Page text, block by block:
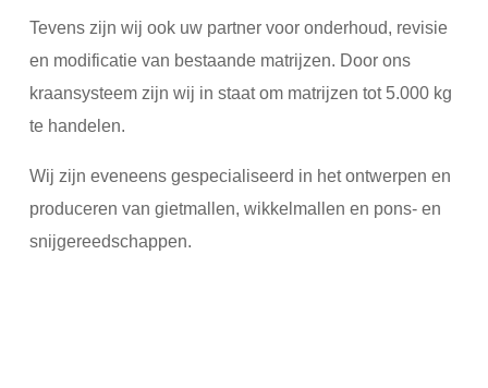
Tevens zijn wij ook uw partner voor onderhoud, revisie
en modificatie van bestaande matrijzen. Door ons
kraansysteem zijn wij in staat om matrijzen tot 5.000 kg
te handelen.
Wij zijn eveneens gespecialiseerd in het ontwerpen en
produceren van gietmallen, wikkelmallen en pons- en
snijgereedschappen.